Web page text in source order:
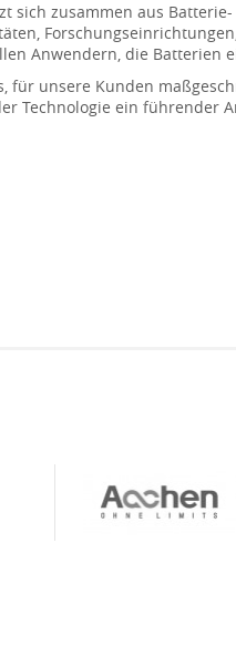
sich zusammen aus
Anwendern, die Batterien
für unsere Kunden
Technologie ein führender